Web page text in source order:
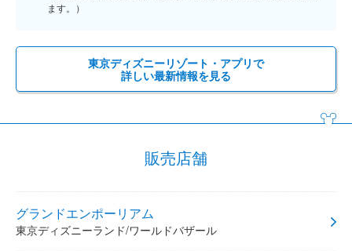
ます。）
東京ディズニーリゾート・アプリで
詳しい最新情報を見る
販売店舗
グランドエンポーリアム
東京ディズニーランド/ワールドバザール